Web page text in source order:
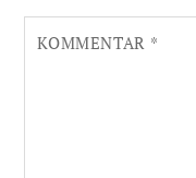
KOMMENTAR *